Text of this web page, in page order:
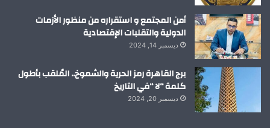
أمن المجتمع و استقراره من منظور الأزمات
الدولية والتقلبات الإقتصادية
ديسمبر 14, 2024
برج القاهرة رمز الحرية والشموخ.. المُلقب بأطول
كلمة “لا “في التاريخ
ديسمبر 20, 2024